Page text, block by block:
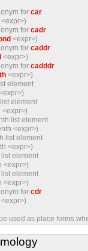
for car
<expr>)
for cadr
<expr>)
for caddr
<expr>)
for cadddr
<expr>)
element
element
<expr>)
list element
<expr>)
list element
<expr>)
list element
<expr>)
element
<expr>)
for cdr
<expr>)
used as place forms